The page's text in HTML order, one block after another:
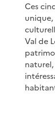
Ces
Val de